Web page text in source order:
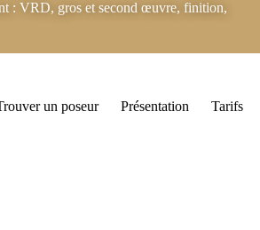
: VRD, gros et second œuvre, finition,
un poseur Présentation Tarifs